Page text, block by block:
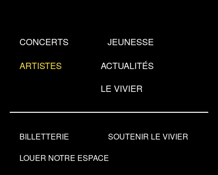
principalCONCERTS
JEUNESSE
ARTISTES
ACTUALITÉS
LE VIVIER
BILLETTERIE
SOUTENIR LE VIVIER
LOUER NOTRE ESPACE